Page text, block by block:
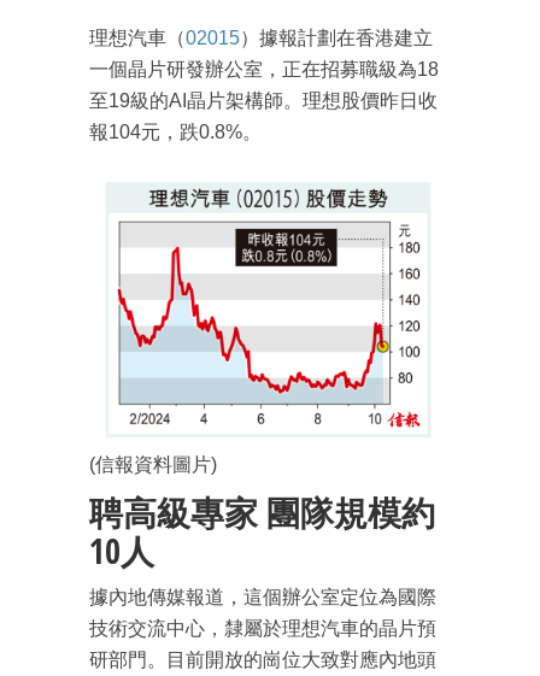
理想汽車（02015）據報計劃在香港建立
一個晶片研發辦公室，正在招募職級為18
至19級的AI晶片架構師。理想股價昨日收
報104元，跌0.8%。
(信報資料圖片)
聘高級專家 團隊規模約
10人
據內地傳媒報道，這個辦公室定位為國際
技術交流中心，隸屬於理想汽車的晶片預
研部門。目前開放的崗位大致對應內地頭